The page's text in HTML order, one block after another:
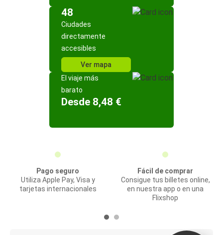
48
Ciudades
directamente
accesibles
Ver mapa
El viaje más
barato
Desde 8,48 €
Pago seguro
Utiliza Apple Pay, Visa y
tarjetas internacionales
Fácil de comprar
Consigue tus billetes online,
en nuestra app o en una
Flixshop